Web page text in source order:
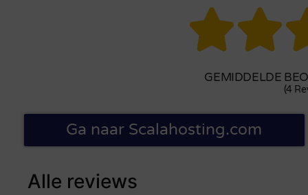

GEMIDDELDE
(4
Ga naar Scalahosting.com
Alle reviews